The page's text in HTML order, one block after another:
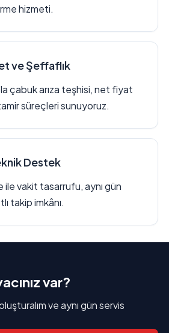
hizmeti.
ve Şeffaflık
çabuk arıza teşhisi, net fiyat
süreçleri sunuyoruz.
Destek
ile vakit tasarrufu, aynı gün
takip imkânı.
var?
ve aynı gün servis